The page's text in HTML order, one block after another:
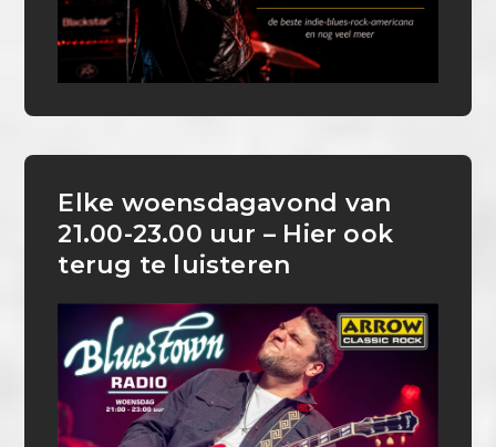
Elke woensdagavond van
21.00-23.00 uur – Hier ook
terug te luisteren